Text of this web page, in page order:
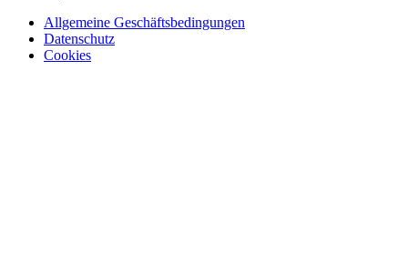
Allgemeine Geschäftsbedingungen
Datenschutz
Cookies